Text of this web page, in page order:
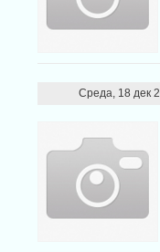
Среда, 18 дек